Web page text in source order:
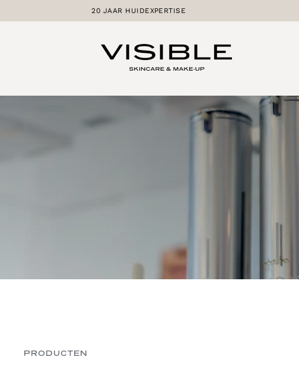
to
20 JAAR HUIDEXPERTISE
PRODUCTEN